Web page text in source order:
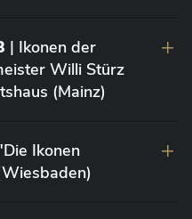
| Ikonen der
Willi Stürz
(Mainz)
Ikonen